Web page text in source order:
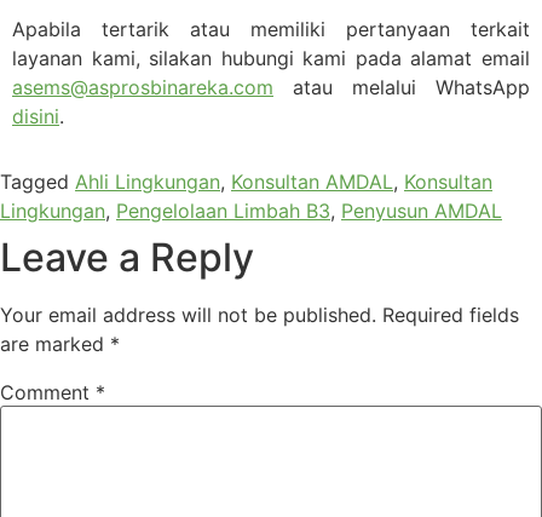
Apabila tertarik atau memiliki pertanyaan terkait
layanan kami, silakan hubungi kami pada alamat email
asems@asprosbinareka.com atau melalui WhatsApp
disini.
Tagged Ahli Lingkungan, Konsultan AMDAL, Konsultan
Lingkungan, Pengelolaan Limbah B3, Penyusun AMDAL
Leave a Reply
Your email address will not be published. Required fields
are marked *
Comment *